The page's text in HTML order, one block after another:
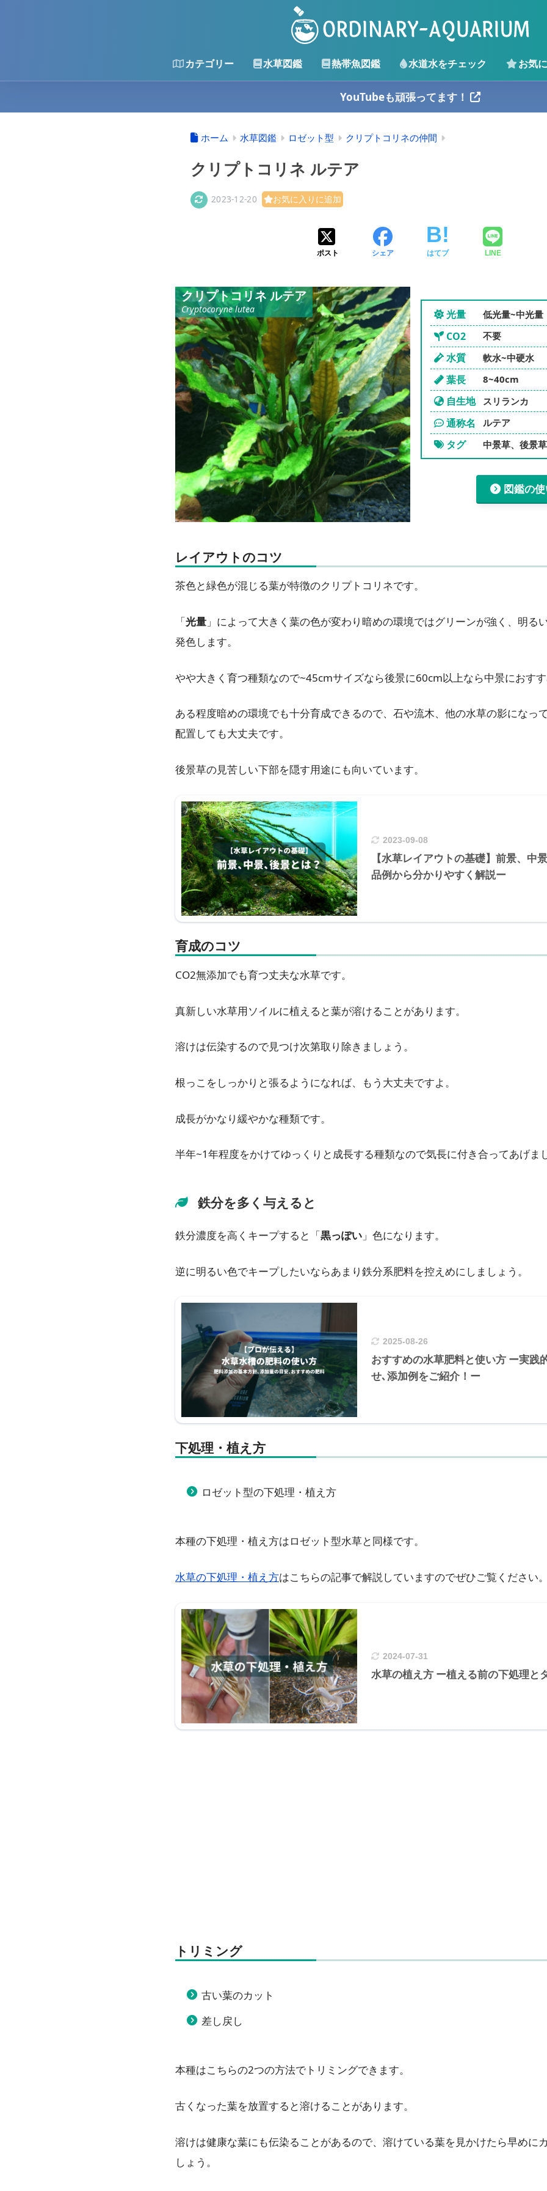
カテゴリー 水草図鑑 熱帯魚図鑑 水道水をチェック お気
YouTubeも頑張ってます！
ホーム 水草図鑑 ロゼット型 クリプトコリネの仲間
クリプトコリネ ルテア
2023-12-20 お気に入りに追加
ポスト シェア はてブ LINE
クリプトコリネ ルテア
Cryptocoryne lutea 光量 低光量~中光量
CO2 不要
水質 軟水~中硬水
葉長 8~40cm
自生地 スリランカ
通称名 ルテア
タグ 中景草、後景
図鑑の
レイアウトのコツ
茶色と緑色が混じる葉が特徴のクリプトコリネです。
「光量 」によって大きく葉の色が変わり暗めの環境ではグリーンが強く、明る
発色します。
やや大きく育つ種類なので~45cmサイズなら後景に60cm以上なら中景におす
ある程度暗めの環境でも十分育成できるので、石や流木、他の水草の影になっ
配置しても大丈夫です。
後景草の見苦しい下部を隠す用途にも向いています。
2023-09-08
【水草レイアウトの基礎】前景、中
品例から分かりやすく解説ー
育成のコツ
CO2無添加でも育つ丈夫な水草です。
真新しい水草用ソイルに植えると葉が溶けることがあります。
溶けは伝染するので見つけ次第取り除きましょう。
根っこをしっかりと張るようになれば、もう大丈夫ですよ。
成長がかなり緩やかな種類です。
半年~1年程度をかけてゆっくりと成長する種類なので気長に付き合ってあげま
鉄分を多く与えると
鉄分濃度を高くキープすると「黒っぽい 」色になります。
逆に明るい色でキープしたいならあまり鉄分系肥料を控えめにしましょう。
2025-08-26
おすすめの水草肥料と使い方 ー実践
せ､添加例をご紹介！ー
下処理・植え方
ロゼット型の下処理・植え方
本種の下処理・植え方はロゼット型水草と同様です。
水草の下処理・植え方はこちらの記事で解説していますのでぜひご覧ください
2024-07-31
水草の植え方 ー植える前の下処理と
トリミング
古い葉のカット
差し戻し
本種はこちらの2つの方法でトリミングできます。
古くなった葉を放置すると溶けることがあります。
溶けは健康な葉にも伝染ることがあるので、溶けている葉を見かけたら早めに
しょう。